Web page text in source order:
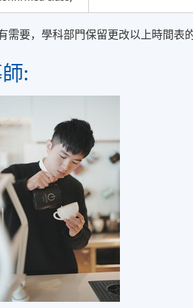
完成「咖啡拉花技巧 (中級圖案) 」及
）按香港大學體制頒發「修讀證明
語言
或普通話, 輔以中文筆記
名代碼 2360-1303NW
龍西分校
需要，學科部門保留更改以上時間表
: